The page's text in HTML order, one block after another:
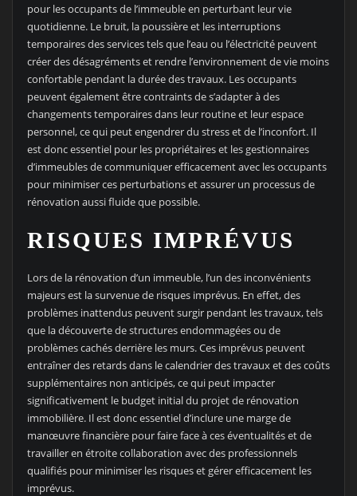
pour les occupants de l’immeuble en perturbant leur vie
quotidienne. Le bruit, la poussière et les interruptions
temporaires des services tels que l’eau ou l’électricité peuvent
créer des désagréments et rendre l’environnement de vie moins
confortable pendant la durée des travaux. Les occupants
peuvent également être contraints de s’adapter à des
changements temporaires dans leur routine et leur espace
personnel, ce qui peut engendrer du stress et de l’inconfort. Il
est donc essentiel pour les propriétaires et les gestionnaires
d’immeubles de communiquer efficacement avec les occupants
pour minimiser ces perturbations et assurer un processus de
rénovation aussi fluide que possible.
RISQUES IMPRÉVUS
Lors de la rénovation d’un immeuble, l’un des inconvénients
majeurs est la survenue de risques imprévus. En effet, des
problèmes inattendus peuvent surgir pendant les travaux, tels
que la découverte de structures endommagées ou de
problèmes cachés derrière les murs. Ces imprévus peuvent
entraîner des retards dans le calendrier des travaux et des coûts
supplémentaires non anticipés, ce qui peut impacter
significativement le budget initial du projet de rénovation
immobilière. Il est donc essentiel d’inclure une marge de
manœuvre financière pour faire face à ces éventualités et de
travailler en étroite collaboration avec des professionnels
qualifiés pour minimiser les risques et gérer efficacement les
imprévus.